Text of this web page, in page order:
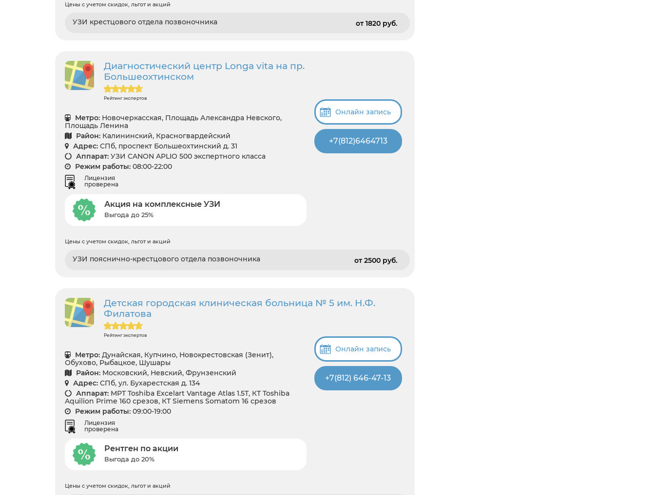
Цены с учетом скидок, льгот и акций
УЗИ крестцового отдела позвоночника от 1820 pуб.
Диагностический центр Longa vita на пр.
Большеохтинском
Рейтинг экспертов
Метро: Новочеркасская, Площадь Александра Невского,
Площадь Ленина
Район: Калининский, Красногвардейский
Адрес: СПб, проспект Большеохтинский д. 31
Аппарат: УЗИ CANON APLIO 500 экспертного класса
Режим работы: 08:00-22:00
Лицензия
проверена
Акция на комплексные УЗИ
Выгода до 25%
Онлайн запись
+7(812)6464713
Цены с учетом скидок, льгот и акций
УЗИ пояснично-крестцового отдела позвоночника от 2500 pуб.
Детская городская клиническая больница № 5 им. Н.Ф.
Филатова
Рейтинг экспертов
Метро: Дунайская, Купчино, Новокрестовская (Зенит),
Обухово, Рыбацкое, Шушары
Район: Московский, Невский, Фрунзенский
Адрес: СПб, ул. Бухарестская д. 134
Аппарат: МРТ Toshiba Excelart Vantage Atlas 1.5Т, КТ Toshiba
Aquilion Prime 160 срезов, КТ Siemens Somatom 16 срезов
Режим работы: 09:00-19:00
Лицензия
проверена
Рентген по акции
Выгода до 20%
Онлайн запись
+7(812) 646-47-13
Цены с учетом скидок, льгот и акций